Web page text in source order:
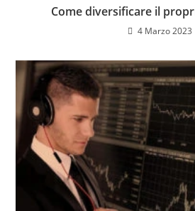
Come diversificare il
4 Marzo 2023